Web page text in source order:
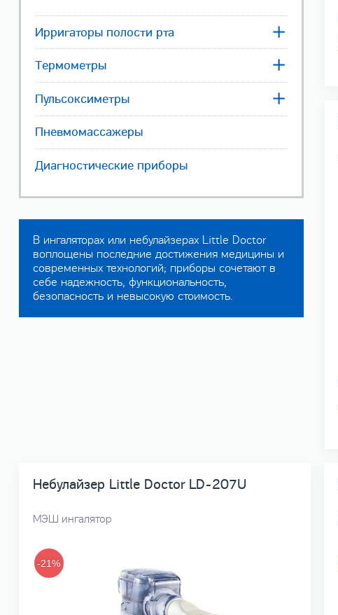
Ирригаторы полости рта
Термометры
Пульсоксиметры
Пневмомассажеры
Диагностические приборы
В ингаляторах или небулайзерах Little Doctor
воплощены последние достижения медицины и
современных технологий; приборы сочетают в
себе надежность, функциональность,
безопасность и невысокую стоимость.
Небулайзер Little Doctor LD-207U
МЭШ ингалятор
-21%